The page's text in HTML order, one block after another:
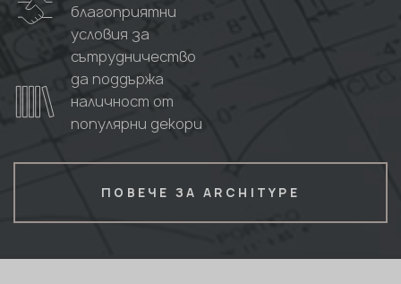
благоприятни
условия за
сътрудничество
да поддържа
наличност от
популярни декори
ПОВЕЧЕ ЗА ARCHITYPE